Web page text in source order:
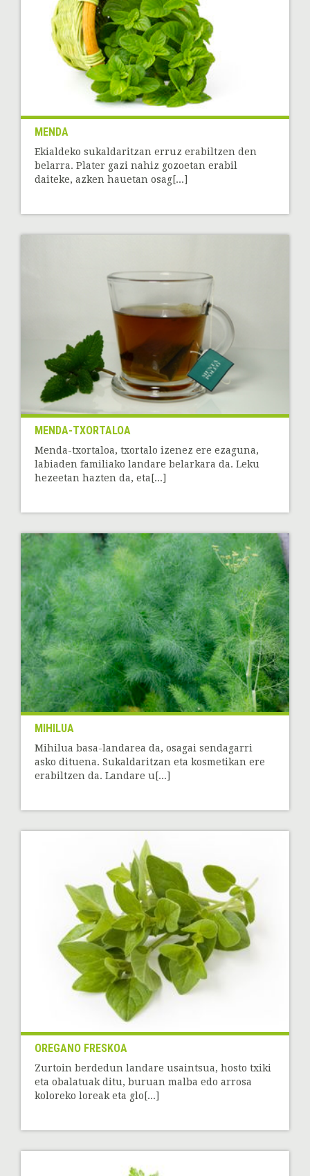
MENDA
Ekialdeko sukaldaritzan erruz erabiltzen den
belarra. Plater gazi nahiz gozoetan erabil
daiteke, azken hauetan osag[...]
MENDA-TXORTALOA
Menda-txortaloa, txortalo izenez ere ezaguna,
labiaden familiako landare belarkara da. Leku
hezeetan hazten da, eta[...]
MIHILUA
Mihilua basa-landarea da, osagai sendagarri
asko dituena. Sukaldaritzan eta kosmetikan ere
erabiltzen da. Landare u[...]
OREGANO FRESKOA
Zurtoin berdedun landare usaintsua, hosto txiki
eta obalatuak ditu, buruan malba edo arrosa
koloreko loreak eta glo[...]